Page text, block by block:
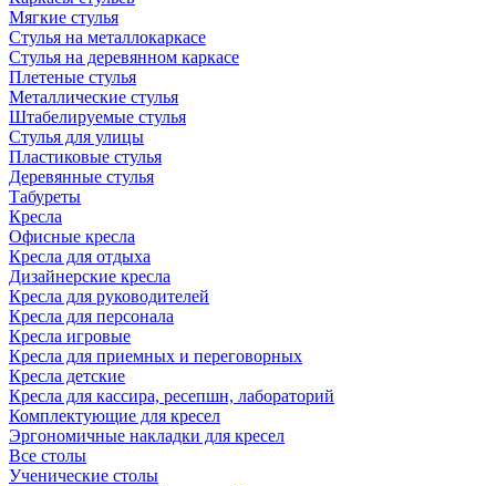
Мягкие стулья
Стулья на металлокаркасе
Стулья на деревянном каркасе
Плетеные стулья
Металлические стулья
Штабелируемые стулья
Стулья для улицы
Пластиковые стулья
Деревянные стулья
Табуреты
Кресла
Офисные кресла
Кресла для отдыха
Дизайнерские кресла
Кресла для руководителей
Кресла для персонала
Кресла игровые
Кресла для приемных и переговорных
Кресла детские
Кресла для кассира, ресепшн, лабораторий
Комплектующие для кресел
Эргономичные накладки для кресел
Все столы
Ученические столы